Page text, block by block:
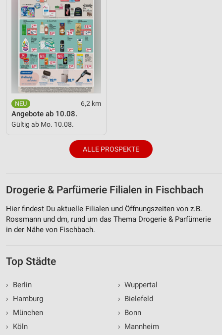
6,2 km
Angebote ab 10.08.
Gültig ab Mo. 10.08.
ALLE PROSPEKTE
Drogerie & Parfümerie Filialen in Fischbach
Hier findest Du aktuelle Filialen und Öffnungszeiten von z.B.
Rossmann und dm, rund um das Thema Drogerie & Parfümerie
in der Nähe von Fischbach.
Top Städte
›
Berlin
›
Hamburg
›
München
›
Köln
› Wuppertal
› Bielefeld
› Bonn
› Mannheim
Notwendig
Performance
Funktional
Werbung